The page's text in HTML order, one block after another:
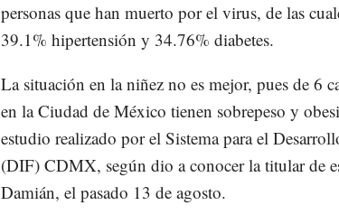
personas que han muerto por el virus, de las
39.1% hipertensión y 34.76% diabetes.
La situación en la niñez no es mejor, pues de 6
en la Ciudad de México tienen sobrepeso y
estudio realizado por el Sistema para el
(DIF) CDMX, según dio a conocer la titular de
Damián, el pasado 13 de agosto.